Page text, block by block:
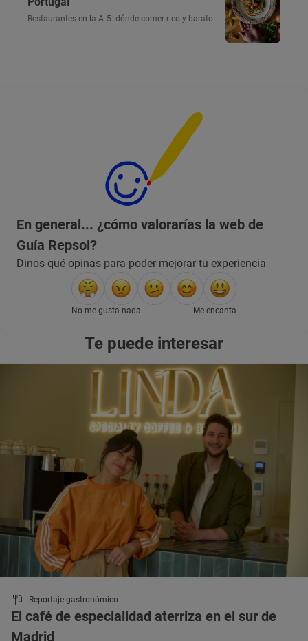
Restaurantes en la A-5: dónde comer rico y barato
En general... ¿cómo valorarías la web de
Guía Repsol?
Dinos qué opinas para poder mejorar tu experiencia
No me gusta nada Me encanta
Te puede interesar
Reportaje gastronómico
El café de especialidad aterriza en el sur de
Madrid